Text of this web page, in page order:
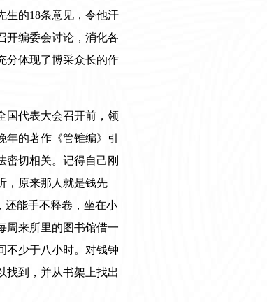
生的18条意见，令他汗
开编委会讨论，消化各
分体现了博采众长的作
国代表大会召开前，领
的著作《管锥编》引
密切相关。记得自己刚
，原来那人就是钱先
还能手不释卷，坐在小
周来所里的图书馆借一
不少于八小时。对钱钟
找到，并从书架上找出